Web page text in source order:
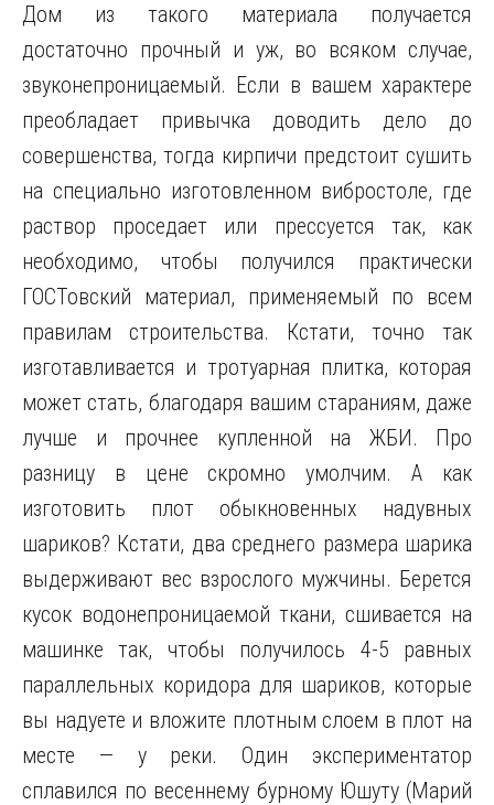
Дом из такого материала получается
достаточно прочный и уж, во всяком случае,
звуконепроницаемый. Если в вашем характере
преобладает привычка доводить дело до
совершенства, тогда кирпичи предстоит сушить
на специально изготовленном вибростоле, где
раствор проседает или прессуется так, как
необходимо, чтобы получился практически
ГОСТовский материал, применяемый по всем
правилам строительства. Кстати, точно так
изготавливается и тротуарная плитка, которая
может стать, благодаря вашим стараниям, даже
лучше и прочнее купленной на ЖБИ. Про
разницу в цене скромно умолчим. А как
изготовить плот обыкновенных надувных
шариков? Кстати, два среднего размера шарика
выдерживают вес взрослого мужчины. Берется
кусок водонепроницаемой ткани, сшивается на
машинке так, чтобы получилось 4-5 равных
параллельных коридора для шариков, которые
вы надуете и вложите плотным слоем в плот на
месте — у реки. Один экспериментатор
сплавился по весеннему бурному Юшуту (Марий